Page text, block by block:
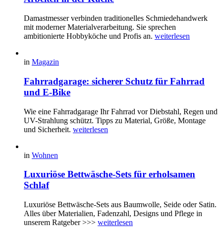
Damastmesser verbinden traditionelles Schmiedehandwerk
mit moderner Materialverarbeitung. Sie sprechen
ambitionierte Hobbyköche und Profis an. weiterlesen
in Magazin
Fahrradgarage: sicherer Schutz für Fahrrad
und E-Bike
Wie eine Fahrradgarage Ihr Fahrrad vor Diebstahl, Regen und
UV-Strahlung schützt. Tipps zu Material, Größe, Montage
und Sicherheit. weiterlesen
in Wohnen
Luxuriöse Bettwäsche-Sets für erholsamen
Schlaf
Luxuriöse Bettwäsche-Sets aus Baumwolle, Seide oder Satin.
Alles über Materialien, Fadenzahl, Designs und Pflege in
unserem Ratgeber >>> weiterlesen